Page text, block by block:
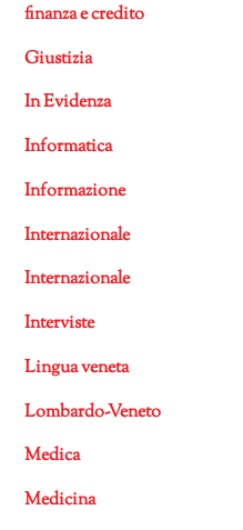
finanza e credito
Giustizia
In Evidenza
Informatica
Informazione
Internazionale
Internazionale
Interviste
Lingua veneta
Lombardo-Veneto
Medica
Medicina